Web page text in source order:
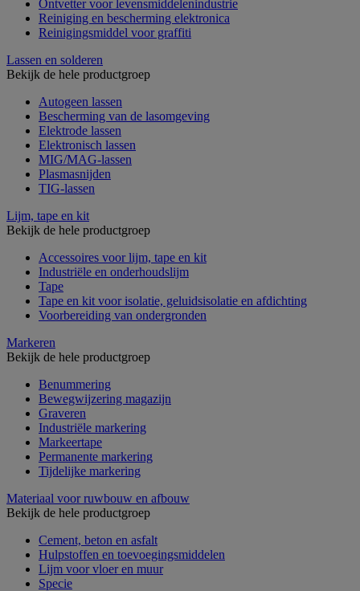
Ontvetter voor levensmiddelenindustrie
Reiniging en bescherming elektronica
Reinigingsmiddel voor graffiti
Lassen en solderen
Bekijk de hele productgroep
Autogeen lassen
Bescherming van de lasomgeving
Elektrode lassen
Elektronisch lassen
MIG/MAG-lassen
Plasmasnijden
TIG-lassen
Lijm, tape en kit
Bekijk de hele productgroep
Accessoires voor lijm, tape en kit
Industriële en onderhoudslijm
Tape
Tape en kit voor isolatie, geluidsisolatie en afdichting
Voorbereiding van ondergronden
Markeren
Bekijk de hele productgroep
Benummering
Bewegwijzering magazijn
Graveren
Industriële markering
Markeertape
Permanente markering
Tijdelijke markering
Materiaal voor ruwbouw en afbouw
Bekijk de hele productgroep
Cement, beton en asfalt
Hulpstoffen en toevoegingsmiddelen
Lijm voor vloer en muur
Specie